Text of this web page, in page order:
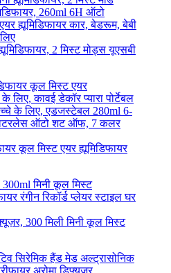
2 मिस्ट मोड्स यूएसबी
कूल मिस्ट एयर ह्यूमिडिफायर
300 मिली मिनी कूल मिस्ट